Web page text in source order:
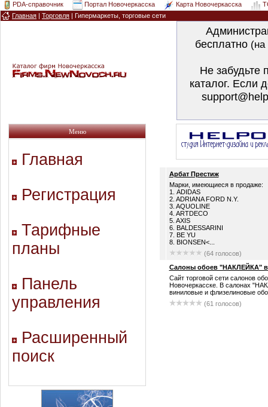
PDA-справочник Портал Новочеркасска Карта Новочеркасска
Главная | Торговля | Гипермаркеты, торговые сети
бесплатно
Не забудьте
каталог. Если
Меню
Главная
Регистрация
Тарифные
планы
Панель
управления
Расширенный
поиск
Арбат Престиж
Марки, имеющиеся в продаже:
1. ADIDAS
2. ADRIANA FORD N.Y.
3. AQUOLINE
4. ARTDECO
5. AXIS
6. BALDESSARINI
7. BE YU
8. BIONSEN<...
(64 голосов)
Салоны обоев "НАКЛЕЙКА" в
Сайт торговой сети салонов
Новочеркасске. В салонах
виниловые и флизелиновые
(61 голосов)